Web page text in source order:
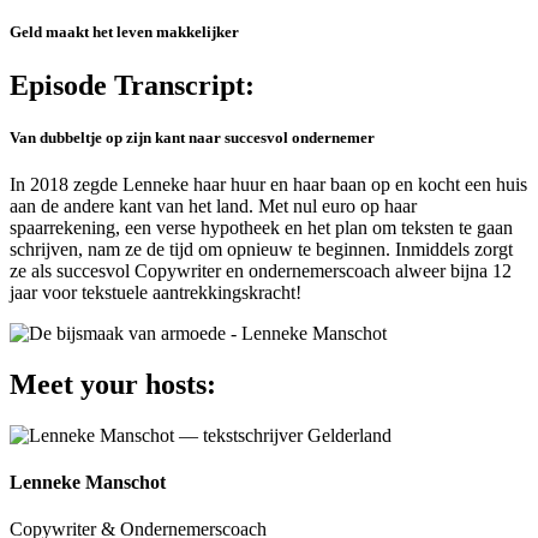
Geld maakt het leven makkelijker
Episode Transcript:
Van dubbeltje op zijn kant naar succesvol ondernemer
In 2018 zegde Lenneke haar huur en haar baan op en kocht een huis
aan de andere kant van het land. Met nul euro op haar
spaarrekening, een verse hypotheek en het plan om teksten te gaan
schrijven, nam ze de tijd om opnieuw te beginnen. Inmiddels zorgt
ze als succesvol Copywriter en ondernemerscoach alweer bijna 12
jaar voor tekstuele aantrekkingskracht!
Meet your hosts:
Lenneke Manschot
Copywriter & Ondernemerscoach